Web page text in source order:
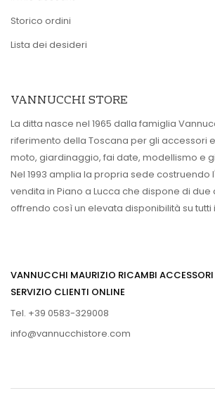
Storico ordini
Lista dei desideri
VANNUCCHI STORE
La ditta nasce nel 1965 dalla famiglia
riferimento della Toscana per gli accessori
moto, giardinaggio, fai date, modellismo e
Nel 1993 amplia la propria sede costruendo
vendita in Piano a Lucca che dispone di
offrendo così un elevata disponibilità su tutti
VANNUCCHI MAURIZIO RICAMBI
SERVIZIO CLIENTI ONLINE
Tel. +39 0583-329008
info@vannucchistore.com